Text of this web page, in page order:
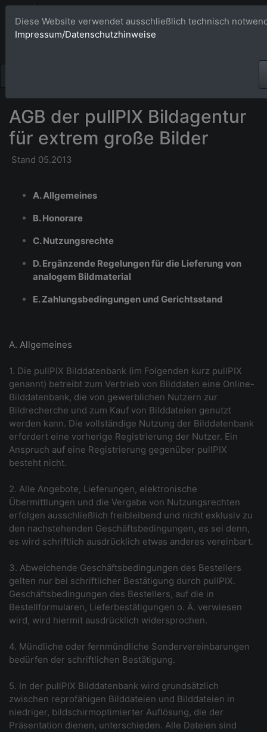
Bildagentur
AGB der pullPIX Bildagentur
für extrem große Bilder
Stand 05.2013
A. Allgemeines
B. Honorare
C. Nutzungsrechte
D. Ergänzende Regelungen für die Lieferung von
analogem Bildmaterial
E. Zahlungsbedingungen und Gerichtsstand
A. Allgemeines
1. Die pullPIX Bilddatenbank (im Folgenden kurz pullPIX
genannt) betreibt zum Vertrieb von Bilddaten eine Online-
Bilddatenbank, die von gewerblichen Nutzern zur
Bildrecherche und zum Kauf von Bilddateien genutzt
werden kann. Die vollständige Nutzung der Bilddatenbank
erfordert eine vorherige Registrierung der Nutzer. Ein
Anspruch auf eine Registrierung gegenüber pullPIX
besteht nicht.
2. Alle Angebote, Lieferungen, elektronische
Übermittlungen und die Vergabe von Nutzungsrechten
erfolgen ausschließlich freibleibend und nicht exklusiv zu
den nachstehenden Geschäftsbedingungen, es sei denn,
es wird schriftlich ausdrücklich etwas anderes vereinbart.
3. Abweichende Geschäftsbedingungen des Bestellers
gelten nur bei schriftlicher Bestätigung durch pullPIX.
Geschäftsbedingungen des Bestellers, auf die in
Bestellformularen, Lieferbestätigungen o. Ä. verwiesen
wird, wird hiermit ausdrücklich widersprochen.
4. Mündliche oder fernmündliche Sondervereinbarungen
bedürfen der schriftlichen Bestätigung.
5. In der pullPIX Bilddatenbank wird grundsätzlich
zwischen reprofähigen Bilddateien und Bilddateien in
niedriger, bildschirmoptimierter Auflösung, die der
Präsentation dienen, unterschieden. Alle Dateien sind
Diese Website verwendet ausschließlich technisch
Impressum/Datenschutzhinweise